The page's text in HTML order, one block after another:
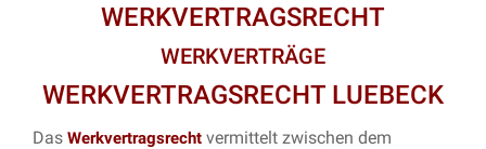
WERKVERTRAGSRECHT
WERKVERTRÄGE
WERKVERTRAGSRECHT LUEBECK
Das Werkvertragsrecht vermittelt zwischen dem